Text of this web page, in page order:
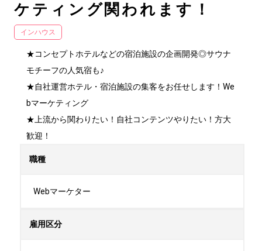
ケティング関われます！
インハウス
★コンセプトホテルなどの宿泊施設の企画開発◎サウナ
モチーフの人気宿も♪
★自社運営ホテル・宿泊施設の集客をお任せします！We
bマーケティング
★上流から関わりたい！自社コンテンツやりたい！方大
歓迎！
職種
Webマーケター
雇用区分